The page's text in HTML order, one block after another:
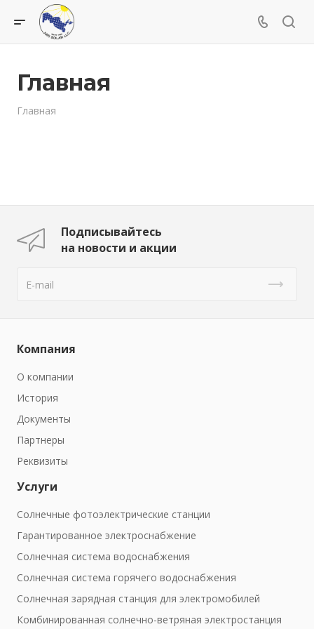
Главная
Главная
Подписывайтесь
на новости и акции
Компания
О компании
История
Документы
Партнеры
Реквизиты
Услуги
Солнечные фотоэлектрические станции
Гарантированное электроснабжение
Солнечная система водоснабжения
Солнечная система горячего водоснабжения
Солнечная зарядная станция для электромобилей
Комбинированная солнечно-ветряная электростанция